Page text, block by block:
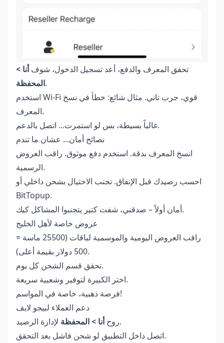
تحقق المعرف والدفع، أعد تسجيل الدخول، شوفأنا >
المحفظة.
استخدم Wi-Fi قوي، جرب تاني. مثال شائع: خطأ في نسخ
المعرف.
غالباً بسيطة، بس لو استمرت... اتصل بالدعم.
نصائح أمان... عشان ما تندم
انسخ المعرف بدقة. استخدم دفع موثوق. راقب العروض
الرسمية.
احسب رصيدك قبل الإنفاق. تجنب الاحتيال بشحن داخلي أو
BitTopup.
أمان أولاً – صدقني، شفت كتير يتجنبوا المشاكل كيك.
عروض خاصة لأهل الخليج
راقب العروض اليومية والموسمية لباقات (25500 ماسة =
500 دولار بقيمة أعلى).
تحقق قسم الشحن كل يوم.
اختر الكبيرة لتوفير وشعبية سريعة.
فرصة ذهبية، خاصة في المواسم!
دعم العملاء لبيجو لايف
روحأنا > المحفظة
لإدارة الرصيد.
اتصل داخل التطبيق لو شحن فاشل بعد التحقق.